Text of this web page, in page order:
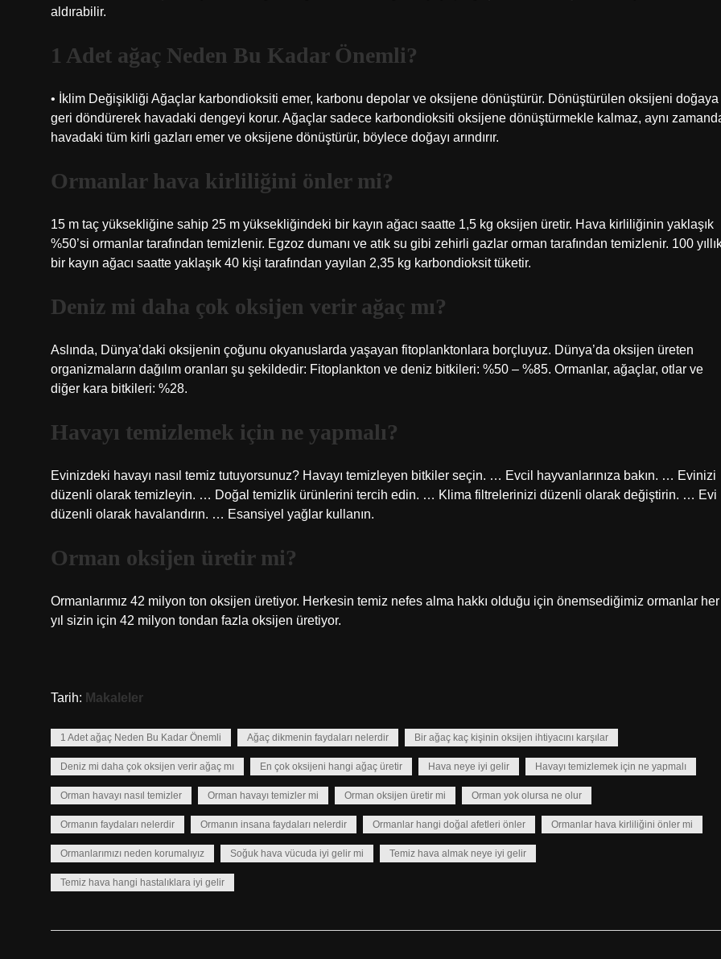
aldırabilir.
1 Adet ağaç Neden Bu Kadar Önemli?
• İklim Değişikliği Ağaçlar karbondioksiti emer, karbonu depolar ve oksijene dönüştürür. Dönüştürülen oksijeni doğaya
geri döndürerek havadaki dengeyi korur. Ağaçlar sadece karbondioksiti oksijene dönüştürmekle kalmaz, aynı
havadaki tüm kirli gazları emer ve oksijene dönüştürür, böylece doğayı arındırır.
Ormanlar hava kirliliğini önler mi?
15 m taç yüksekliğine sahip 25 m yüksekliğindeki bir kayın ağacı saatte 1,5 kg oksijen üretir. Hava kirliliğinin yaklaşık
%50’si ormanlar tarafından temizlenir. Egzoz dumanı ve atık su gibi zehirli gazlar orman tarafından temizlenir. 100
bir kayın ağacı saatte yaklaşık 40 kişi tarafından yayılan 2,35 kg karbondioksit tüketir.
Deniz mi daha çok oksijen verir ağaç mı?
Aslında, Dünya’daki oksijenin çoğunu okyanuslarda yaşayan fitoplanktonlara borçluyuz. Dünya’da oksijen üreten
organizmaların dağılım oranları şu şekildedir: Fitoplankton ve deniz bitkileri: %50 – %85. Ormanlar, ağaçlar, otlar ve
diğer kara bitkileri: %28.
Havayı temizlemek için ne yapmalı?
Evinizdeki havayı nasıl temiz tutuyorsunuz? Havayı temizleyen bitkiler seçin. … Evcil hayvanlarınıza bakın. … Evinizi
düzenli olarak temizleyin. … Doğal temizlik ürünlerini tercih edin. … Klima filtrelerinizi düzenli olarak değiştirin. … Evi
düzenli olarak havalandırın. … Esansiyel yağlar kullanın.
Orman oksijen üretir mi?
Ormanlarımız 42 milyon ton oksijen üretiyor. Herkesin temiz nefes alma hakkı olduğu için önemsediğimiz ormanlar her
yıl sizin için 42 milyon tondan fazla oksijen üretiyor.
Tarih: Makaleler
1 Adet ağaç Neden Bu Kadar Önemli Ağaç dikmenin faydaları nelerdir Bir ağaç kaç kişinin oksijen ihtiyacını karşılar
Deniz mi daha çok oksijen verir ağaç mı En çok oksijeni hangi ağaç üretir Hava neye iyi gelir Havayı temizlemek için ne yapmalı
Orman havayı nasıl temizler Orman havayı temizler mi Orman oksijen üretir mi Orman yok olursa ne olur
Ormanın faydaları nelerdir Ormanın insana faydaları nelerdir Ormanlar hangi doğal afetleri önler Ormanlar hava kirliliğini önler mi
Ormanlarımızı neden korumalıyız Soğuk hava vücuda iyi gelir mi Temiz hava almak neye iyi gelir
Temiz hava hangi hastalıklara iyi gelir